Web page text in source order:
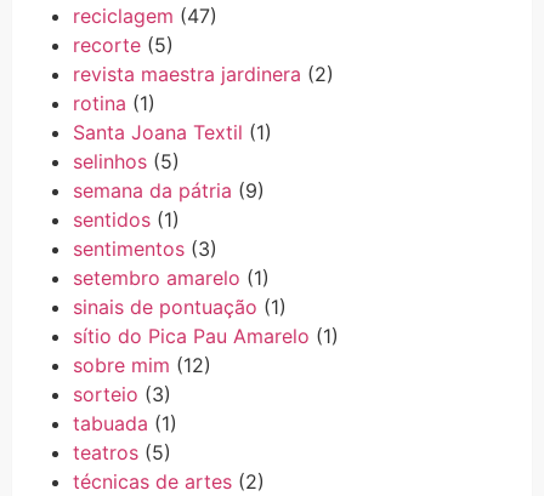
reciclagem (47)
recorte (5)
revista maestra jardinera (2)
rotina (1)
Santa Joana Textil (1)
selinhos (5)
semana da pátria (9)
sentidos (1)
sentimentos (3)
setembro amarelo (1)
sinais de pontuação (1)
sítio do Pica Pau Amarelo (1)
sobre mim (12)
sorteio (3)
tabuada (1)
teatros (5)
técnicas de artes (2)